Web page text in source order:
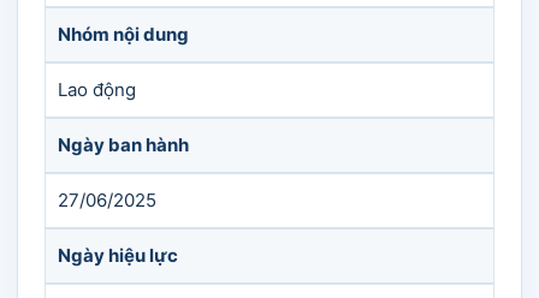
Nhóm nội dung
Lao động
Ngày ban hành
27/06/2025
Ngày hiệu lực